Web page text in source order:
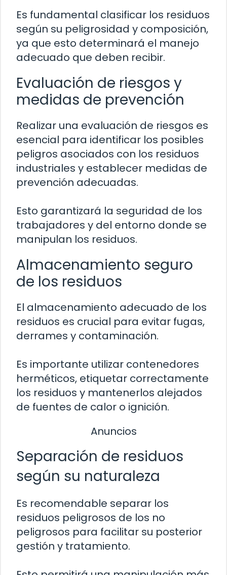
Es fundamental clasificar los residuos
según su peligrosidad y composición,
ya que esto determinará el manejo
adecuado que deben recibir.
Evaluación de riesgos y
medidas de prevención
Realizar una evaluación de riesgos es
esencial para identificar los posibles
peligros asociados con los residuos
industriales y establecer medidas de
prevención adecuadas.
Esto garantizará la seguridad de los
trabajadores y del entorno donde se
manipulan los residuos.
Almacenamiento seguro
de los residuos
El almacenamiento adecuado de los
residuos es crucial para evitar fugas,
derrames y contaminación.
Es importante utilizar contenedores
herméticos, etiquetar correctamente
los residuos y mantenerlos alejados
de fuentes de calor o ignición.
Anuncios
Separación de residuos
según su naturaleza
Es recomendable separar los
residuos peligrosos de los no
peligrosos para facilitar su posterior
gestión y tratamiento.